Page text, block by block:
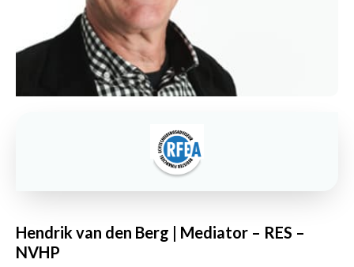
Hendrik van den Berg | Mediator – RES –
NVHP